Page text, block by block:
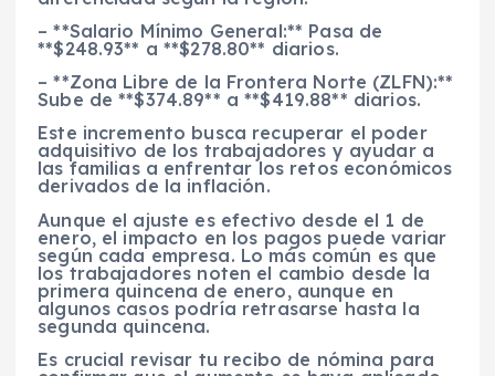
– **Salario Mínimo General:** Pasa de
**$248.93** a **$278.80** diarios.
– **Zona Libre de la Frontera Norte (ZLFN):**
Sube de **$374.89** a **$419.88** diarios.
Este incremento busca recuperar el poder
adquisitivo de los trabajadores y ayudar a
las familias a enfrentar los retos económicos
derivados de la inflación.
Aunque el ajuste es efectivo desde el 1 de
enero, el impacto en los pagos puede variar
según cada empresa. Lo más común es que
los trabajadores noten el cambio desde la
primera quincena de enero, aunque en
algunos casos podría retrasarse hasta la
segunda quincena.
Es crucial revisar tu recibo de nómina para